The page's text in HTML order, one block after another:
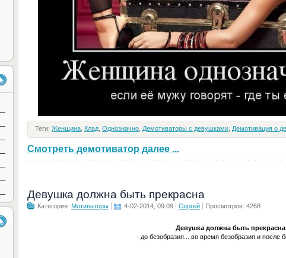
Теги: Женщина Клад Однозначно Демотиваторы с девушками Демотивация о
Смотреть демотиватор далее ...
Девушка должна быть прекрасна
Категория: Мотиваторы 4-02-2014, 09:09 Сергей Просмотров: 4268
Девушка должна быть прекрасна
- до безобразия... во время безобразия и после